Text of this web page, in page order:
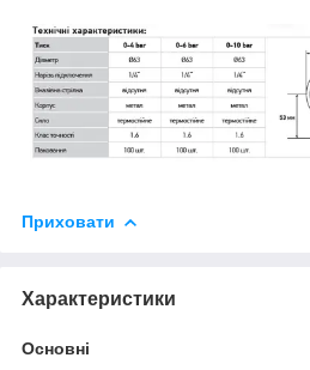
Приховати
Характеристики
Основні